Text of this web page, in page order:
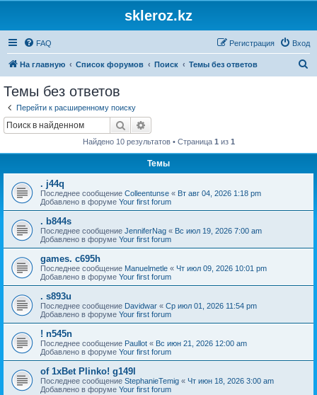
skleroz.kz
FAQ Вход
Регистрация
На главную Список форумов Поиск Темы без ответов
Темы без ответов
Перейти к расширенному поиску
Поиск
Найдено 10 результатов • Страница 1 из 1
Темы
. j44q
Последнее сообщение Colleentunse « Вт авг 04, 2026 1:18 pm
Добавлено в форуме Your first forum
. b844s
Последнее сообщение JenniferNag « Вс июл 19, 2026 7:00 am
Добавлено в форуме Your first forum
games. c695h
Последнее сообщение Manuelmetle « Чт июл 09, 2026 10:01 pm
Добавлено в форуме Your first forum
. s893u
Последнее сообщение Davidwar « Ср июл 01, 2026 11:54 pm
Добавлено в форуме Your first forum
! n545n
Последнее сообщение Paullot « Вс июн 21, 2026 12:00 am
Добавлено в форуме Your first forum
of 1xBet Plinko! g149l
Последнее сообщение StephanieTemig « Чт июн 18, 2026 3:00 am
Добавлено в форуме Your first forum